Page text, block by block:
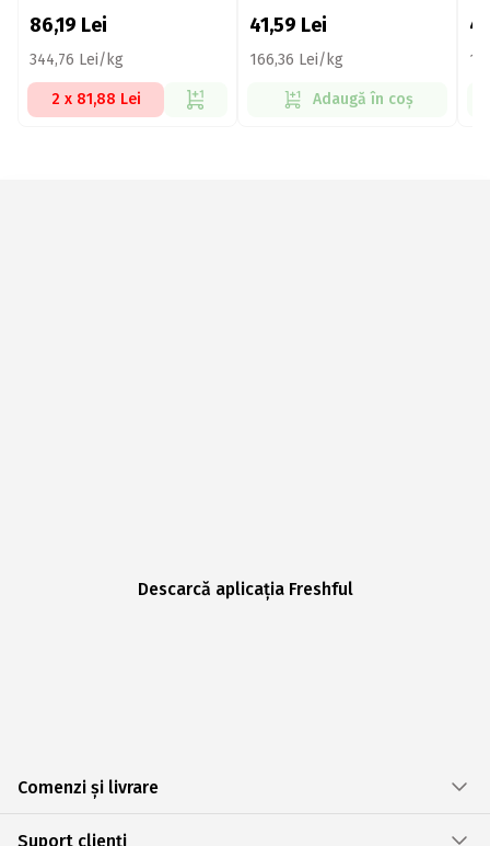
86,19 Lei
344,76 Lei/kg
2 x 81,88 Lei
41,59 Lei
166,36 Lei/kg
Adaugă în coș
Descarcă aplicația Freshful
Comenzi și livrare
Suport clienți